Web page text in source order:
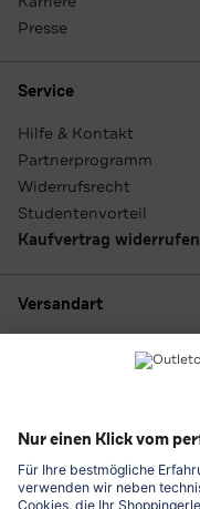
Presse
Service
Hilfe & Kontakt
Partnerprogramm
Widerrufsrecht
Studentenvorteil
Kaufvertrag widerrufen
Versandart